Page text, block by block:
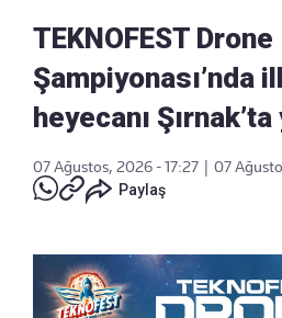
TEKNOFEST Drone
Şampiyonası’nda
heyecanı
07 Ağustos, 2026 - 17:27
07
Paylaş